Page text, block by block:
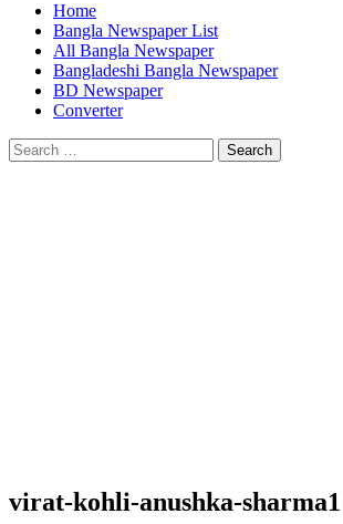
Home
Bangla Newspaper List
All Bangla Newspaper
Bangladeshi Bangla Newspaper
BD Newspaper
Converter
Search
for:
virat-kohli-anushka-sharma1